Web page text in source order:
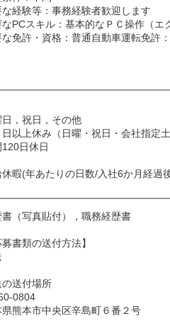
経験等：事務経験者歓迎します
PCスキル：基本的なＰＣ操作（エ
な免許・資格：普通自動車運転免許
日，祝日，その他
日以上休み（日曜・祝日・会社指定
日休日
休暇(年あたりの日数/入社6か月経過
書（写真貼付），職務経歴書
書類の送付方法】
の送付場所
0804
県熊本市中央区辛島町６番２号